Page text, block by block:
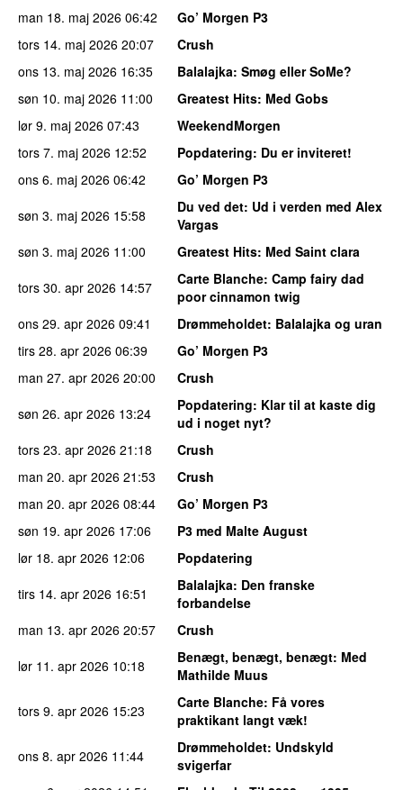
man 18. maj 2026 06:42
Go’ Morgen P3
tors 14. maj 2026 20:07
Crush
ons 13. maj 2026 16:35 Balalajka: Smøg eller SoMe?
søn 10. maj 2026 11:00 Greatest Hits: Med Gobs
lør 9. maj 2026 07:43
WeekendMorgen
tors 7. maj 2026 12:52 Popdatering: Du er inviteret!
ons 6. maj 2026 06:42
Go’ Morgen P3
søn 3. maj 2026 15:58 Du ved det: Ud i verden med Alex
Vargas
søn 3. maj 2026 11:00 Greatest Hits: Med Saint clara
tors 30. apr 2026 14:57 Carte Blanche: Camp fairy dad
poor cinnamon twig
ons 29. apr 2026 09:41 Drømmeholdet: Balalajka og uran
tirs 28. apr 2026 06:39
Go’ Morgen P3
man 27. apr 2026 20:00
Crush
søn 26. apr 2026 13:24 Popdatering: Klar til at kaste dig
ud i noget nyt?
tors 23. apr 2026 21:18
Crush
man 20. apr 2026 21:53
Crush
man 20. apr 2026 08:44
Go’ Morgen P3
søn 19. apr 2026 17:06
P3 med Malte August
lør 18. apr 2026 12:06
Popdatering
tirs 14. apr 2026 16:51 Balalajka: Den franske
forbandelse
man 13. apr 2026 20:57
Crush
lør 11. apr 2026 10:18 Benægt, benægt, benægt: Med
Mathilde Muus
tors 9. apr 2026 15:23 Carte Blanche: Få vores
praktikant langt væk!
ons 8. apr 2026 11:44 Drømmeholdet: Undskyld
svigerfar